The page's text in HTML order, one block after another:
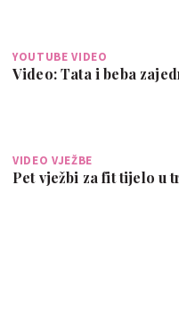
YOUTUBE VIDEO
Video: Tata i beba
VIDEO VJEŽBE
Pet vježbi za fit tijelo u